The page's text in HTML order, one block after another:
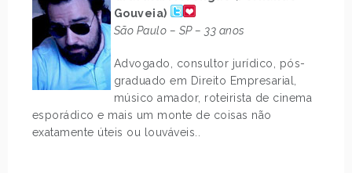
Gouveia)
São Paulo – SP – 33 anos
Advogado, consultor jurídico, pós-
graduado em Direito Empresarial,
músico amador, roteirista de cinema
esporádico e mais um monte de coisas não
exatamente úteis ou louváveis..